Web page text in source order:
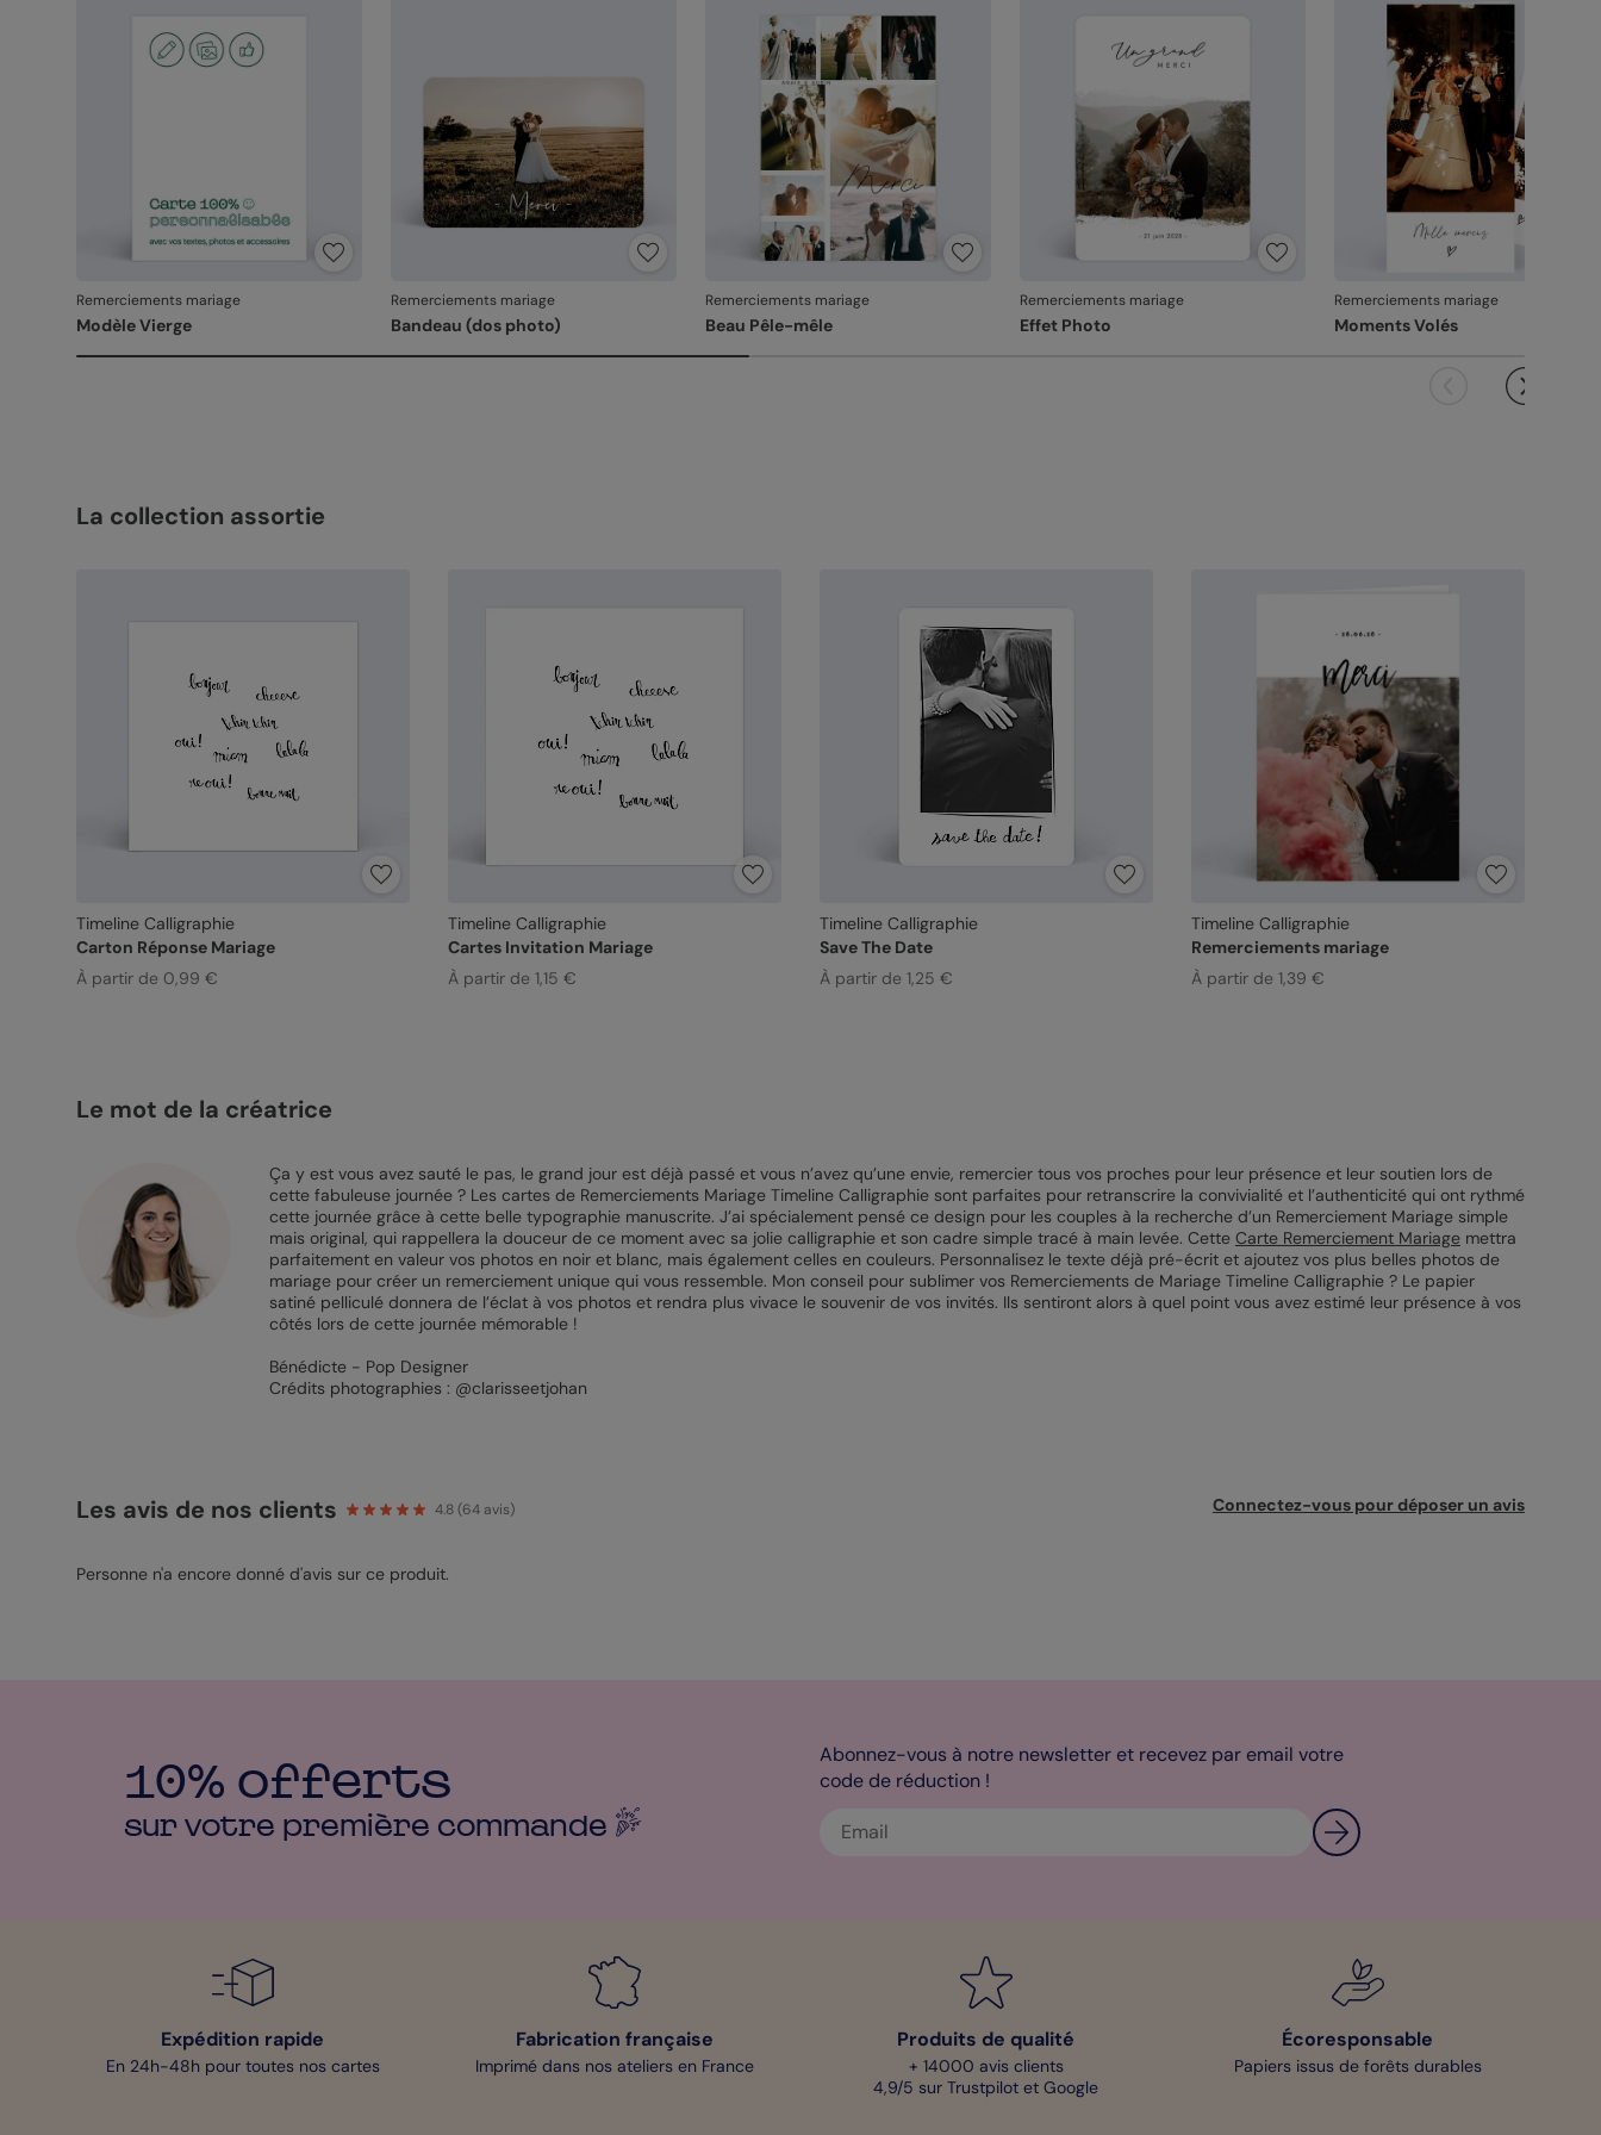
En revanche, si le point concerne la personnalisation
produit ne pourra pas être repris.
Remerciements mariage
Modèle Vierge
Remerciements mariage
Bandeau (dos photo)
Remerciements mariage
Beau Pêle-mêle
Remerciements mariage
Effet Photo
Remerciements mariage
Moments Volés
La collection assortie
Timeline Calligraphie
Carton Réponse Mariage
À partir de 0,99 €
Timeline Calligraphie
Cartes Invitation Mariage
À partir de 1,15 €
Timeline Calligraphie
Save The Date
À partir de 1,25 €
Timeline Calligraphie
Remerciements mariage
À partir de 1,39 €
Le mot de la créatrice
Ça y est vous avez sauté le pas, le grand jour est déjà passé et vous n’avez qu’une envie, remercier tous vos proches pour leur présence et leur soutien lors de
cette fabuleuse journée ? Les cartes de Remerciements Mariage Timeline Calligraphie sont parfaites pour retranscrire la convivialité et l’authenticité qui ont rythmé
cette journée grâce à cette belle typographie manuscrite. J’ai spécialement pensé ce design pour les couples à la recherche d’un Remerciement Mariage simple
mais original, qui rappellera la douceur de ce moment avec sa jolie calligraphie et son cadre simple tracé à main levée. Cette Carte Remerciement Mariagemettra
parfaitement en valeur vos photos en noir et blanc, mais également celles en couleurs. Personnalisez le texte déjà pré-écrit et ajoutez vos plus belles photos de
mariage pour créer un remerciement unique qui vous ressemble. Mon conseil pour sublimer vos Remerciements de Mariage Timeline Calligraphie ? Le papier
satiné pelliculé donnera de l’éclat à vos photos et rendra plus vivace le souvenir de vos invités. Ils sentiront alors à quel point vous avez estimé leur présence à vos
côtés lors de cette journée mémorable !
Bénédicte - Pop Designer
Crédits photographies : @clarisseetjohan
Les avis de nos clients 4.8(64avis) Connectez-vous pour déposer un avis
Personne n'a encore donné d'avis sur ce produit.
10% offerts
sur votre première commande
Abonnez-vous à notre newsletter et recevez par email votre
code de réduction !
Expédition rapide
En 24h-48h pour toutes nos cartes
Fabrication française
Imprimé dans nos ateliers en France
Produits de qualité
+ 14000 avis clients
4,9/5 sur Trustpilot et Google
Écoresponsable
Papiers issus de forêts durables